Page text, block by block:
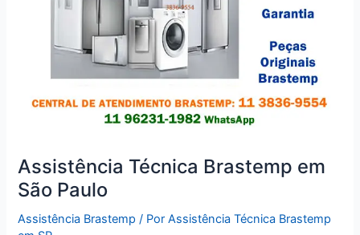
Assistência Técnica Brastemp em
São Paulo
Assistência Brastemp / PorAssistência Técnica Brastemp